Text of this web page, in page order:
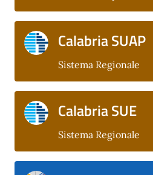
Calabria SUAP
Sistema Regionale
Calabria SUE
Sistema Regionale